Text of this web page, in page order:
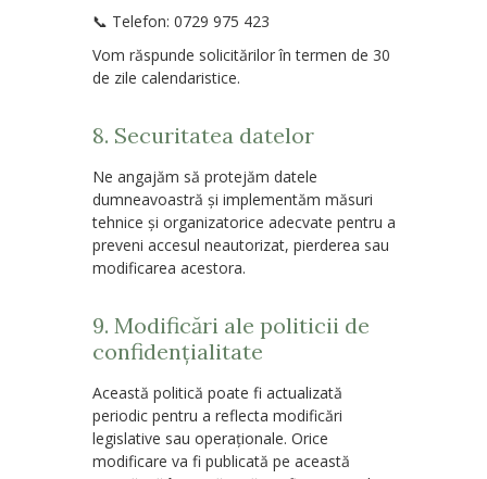
📞 Telefon: 0729 975 423
Vom răspunde solicitărilor în termen de 30
de zile calendaristice.
8. Securitatea datelor
Ne angajăm să protejăm datele
dumneavoastră și implementăm măsuri
tehnice și organizatorice adecvate pentru a
preveni accesul neautorizat, pierderea sau
modificarea acestora.
9. Modificări ale politicii de
confidențialitate
Această politică poate fi actualizată
periodic pentru a reflecta modificări
legislative sau operaționale. Orice
modificare va fi publicată pe această